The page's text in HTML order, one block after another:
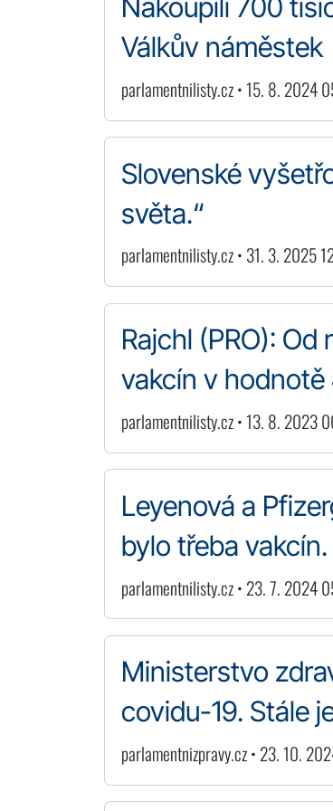
Nakoupili 700
Válkův náměstek
parlamentnilisty.cz • 15. 8. 2024
Slovenské
světa.“
parlamentnilisty.cz • 31. 3. 2025
Rajchl (PRO):
vakcín v hodnotě
parlamentnilisty.cz • 13. 8. 2023
Leyenová a
bylo třeba
parlamentnilisty.cz • 23. 7. 2024
Ministerstvo
covidu-19. Stále
parlamentnizpravy.cz • 23. 10.